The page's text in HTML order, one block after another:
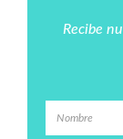
Recibe